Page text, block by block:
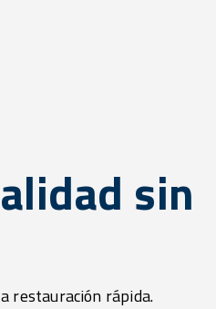
sin
restauración rápida.